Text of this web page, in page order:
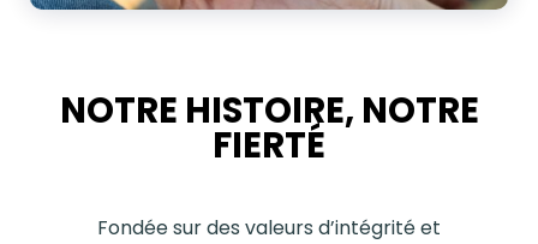
NOTRE HISTOIRE, NOTRE
FIERTÉ
Fondée sur des valeurs d’intégrité et